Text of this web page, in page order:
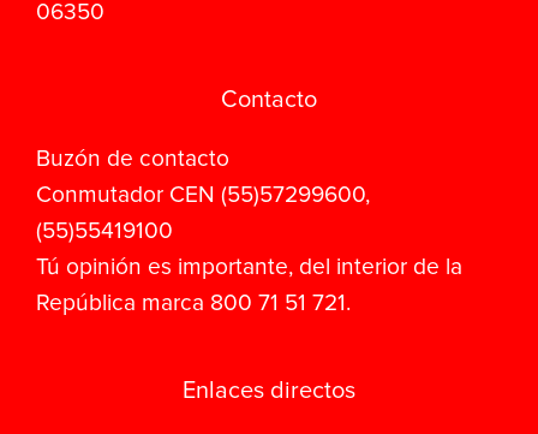
06350
Contacto
Buzón de contacto
Conmutador CEN (55)57299600,
(55)55419100
Tú opinión es importante, del interior de la
República marca 800 71 51 721.
Enlaces directos